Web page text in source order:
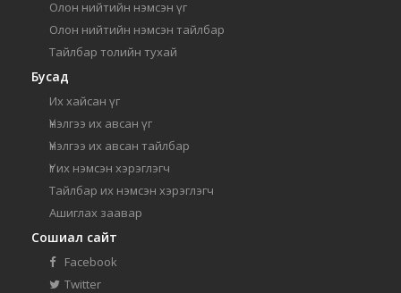
Олон нийтийн нэмсэн үг
Олон нийтийн нэмсэн тайлбар
Тайлбар толийн тухай
Бусад
Их хайсан үг
Үнэлгээ их авсан үг
Үнэлгээ их авсан тайлбар
Үг их нэмсэн хэрэглэгч
Тайлбар их нэмсэн хэрэглэгч
Ашиглах заавар
Сошиал сайт
Facebook
Twitter